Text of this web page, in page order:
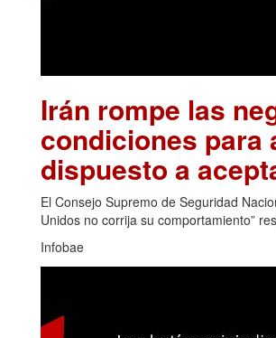
Irán rompe las
condiciones para
dispuesto a
El Consejo Supremo de Seguridad
Unidos no corrija su comportamiento”
Infobae